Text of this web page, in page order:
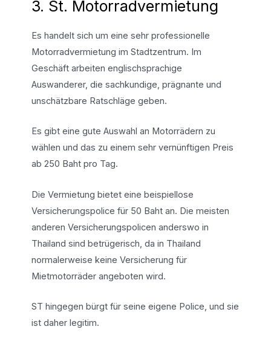
3. St. Motorradvermietung
Es handelt sich um eine sehr professionelle
Motorradvermietung im Stadtzentrum. Im
Geschäft arbeiten englischsprachige
Auswanderer, die sachkundige, prägnante und
unschätzbare Ratschläge geben.
Es gibt eine gute Auswahl an Motorrädern zu
wählen und das zu einem sehr vernünftigen Preis
ab 250 Baht pro Tag.
Die Vermietung bietet eine beispiellose
Versicherungspolice für 50 Baht an. Die meisten
anderen Versicherungspolicen anderswo in
Thailand sind betrügerisch, da in Thailand
normalerweise keine Versicherung für
Mietmotorräder angeboten wird.
ST hingegen bürgt für seine eigene Police, und sie
ist daher legitim.